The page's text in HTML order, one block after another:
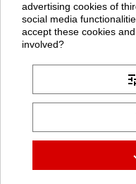
Les formulaires de ce
politique de
+12.500
advertising cookies of
social media
accept these cookies
involved?